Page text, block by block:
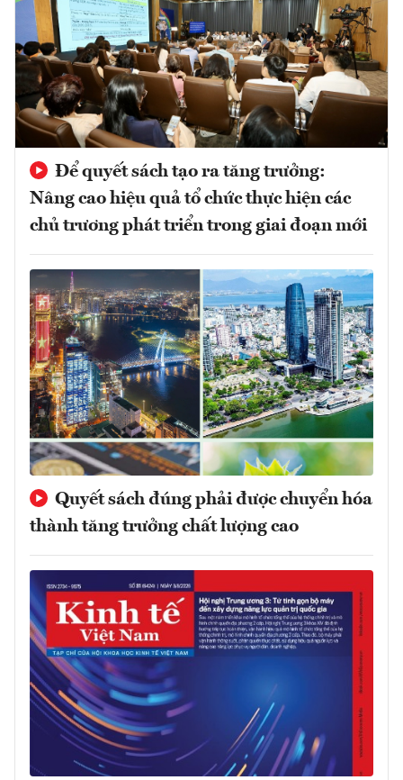
Để quyết sách tạo ra tăng trưởng:
Nâng cao hiệu quả tổ chức thực hiện các
chủ trương phát triển trong giai đoạn mới
Quyết sách đúng phải được chuyển hóa
thành tăng trưởng chất lượng cao